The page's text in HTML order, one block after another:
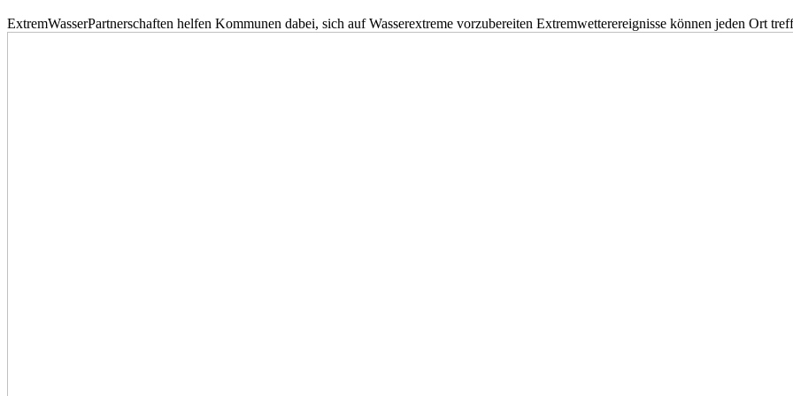
ExtremWasserPartnerschaften helfen Kommunen dabei, sich auf Wasserextreme vorzubereiten Extremwetterereignisse können jeden Ort